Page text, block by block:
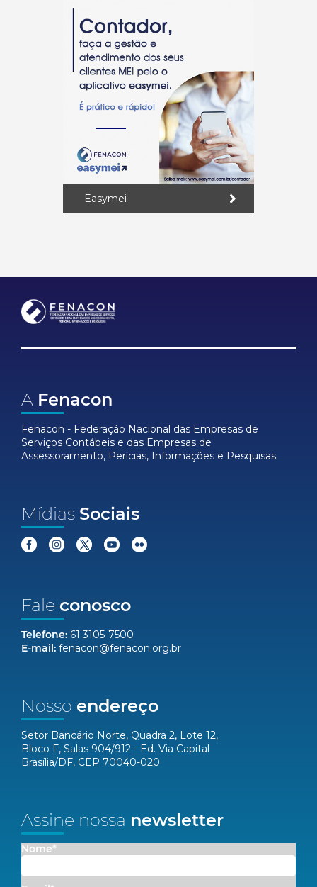
Easymei
A Fenacon
Fenacon - Federação Nacional das Empresas de
Serviços Contábeis e das Empresas de
Assessoramento, Perícias, Informações e Pesquisas.
Mídias Sociais
Fale conosco
Telefone: 61 3105-7500
E-mail: fenacon@fenacon.org.br
Nosso endereço
Setor Bancário Norte, Quadra 2, Lote 12,
Bloco F, Salas 904/912 - Ed. Via Capital
Brasília/DF, CEP 70040-020
Assine nossa newsletter
Nome*